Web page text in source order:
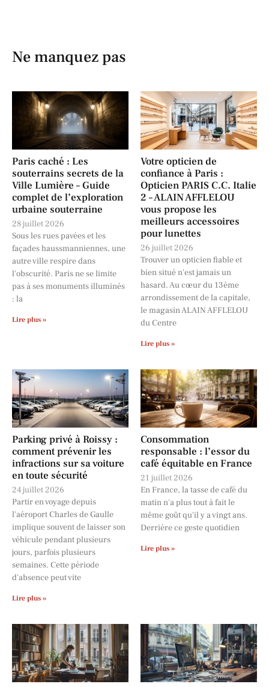
Ne manquez pas
Paris caché : Les
souterrains secrets de la
Ville Lumière – Guide
complet de l’exploration
urbaine souterraine
28 juillet 2026
Sous les rues pavées et les
façades haussmanniennes, une
autre ville respire dans
l'obscurité. Paris ne se limite
pas à ses monuments illuminés
: la
Lire plus »
Votre opticien de
confiance à Paris :
Opticien PARIS C.C. Italie
2 – ALAIN AFFLELOU
vous propose les
meilleurs accessoires
pour lunettes
26 juillet 2026
Trouver un opticien fiable et
bien situé n'est jamais un
hasard. Au cœur du 13ème
arrondissement de la capitale,
le magasin ALAIN AFFLELOU
du Centre
Lire plus »
Parking privé à Roissy :
comment prévenir les
infractions sur sa voiture
en toute sécurité
24 juillet 2026
Partir en voyage depuis
l'aéroport Charles de Gaulle
implique souvent de laisser son
véhicule pendant plusieurs
jours, parfois plusieurs
semaines. Cette période
d'absence peut vite
Lire plus »
Consommation
responsable : l’essor du
café équitable en France
21 juillet 2026
En France, la tasse de café du
matin n'a plus tout à fait le
même goût qu'il y a vingt ans.
Derrière ce geste quotidien
Lire plus »